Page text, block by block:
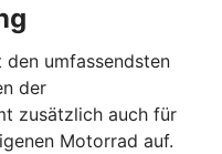
umfassendsten
der
zusätzlich auch für
Motorrad auf.